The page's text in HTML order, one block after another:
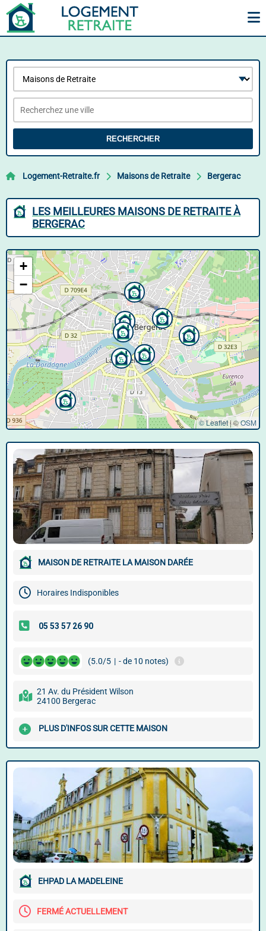
RECHERCHER
Logement-Retraite.fr Maisons de Retraite Bergerac
LES MEILLEURES MAISONS DE RETRAITE À
BERGERAC
+
−
© Leaflet|©OSM
MAISON DE RETRAITE LA MAISON DARÉE
Horaires Indisponibles
(5.0/5 | - de 10 notes)
21 Av. du Président Wilson
24100 Bergerac
PLUS D'INFOS SUR CETTE MAISON
EHPAD LA MADELEINE
FERMÉ ACTUELLEMENT